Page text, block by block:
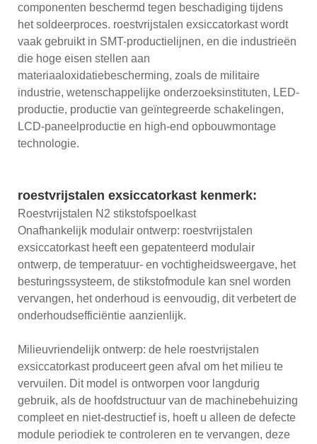
componenten beschermd tegen beschadiging tijdens
het soldeerproces. roestvrijstalen exsiccatorkast wordt
vaak gebruikt in SMT-productielijnen, en die industrieën
die hoge eisen stellen aan
materiaaloxidatiebescherming, zoals de militaire
industrie, wetenschappelijke onderzoeksinstituten, LED-
productie, productie van geïntegreerde schakelingen,
LCD-paneelproductie en high-end opbouwmontage
technologie.
roestvrijstalen exsiccatorkast kenmerk:
Roestvrijstalen N2 stikstofspoelkast
Onafhankelijk modulair ontwerp: roestvrijstalen
exsiccatorkast heeft een gepatenteerd modulair
ontwerp, de temperatuur- en vochtigheidsweergave, het
besturingssysteem, de stikstofmodule kan snel worden
vervangen, het onderhoud is eenvoudig, dit verbetert de
onderhoudsefficiëntie aanzienlijk.
Milieuvriendelijk ontwerp: de hele roestvrijstalen
exsiccatorkast produceert geen afval om het milieu te
vervuilen. Dit model is ontworpen voor langdurig
gebruik, als de hoofdstructuur van de machinebehuizing
compleet en niet-destructief is, hoeft u alleen de defecte
module periodiek te controleren en te vervangen, deze